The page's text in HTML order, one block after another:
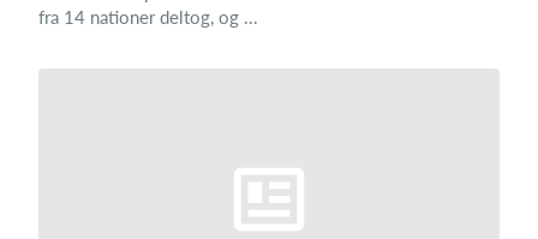
fra 14 nationer deltog, og ...